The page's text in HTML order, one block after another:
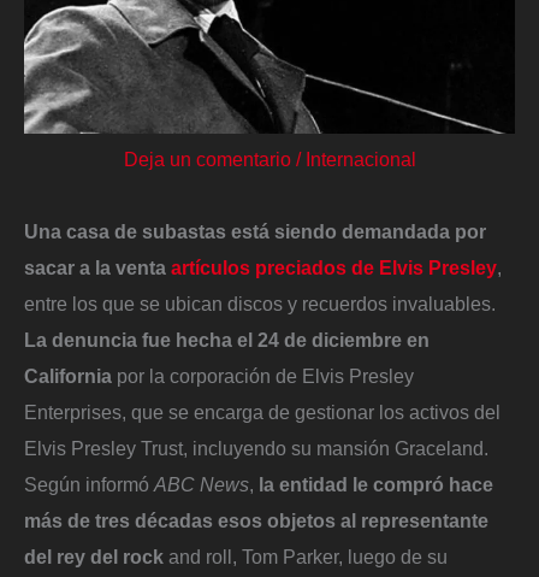
Deja un comentario / Internacional
Una casa de subastas está siendo demandada por
sacar a la venta artículos preciados de Elvis Presley,
entre los que se ubican discos y recuerdos invaluables.
La denuncia fue hecha el 24 de diciembre en
California por la corporación de Elvis Presley
Enterprises, que se encarga de gestionar los activos del
Elvis Presley Trust, incluyendo su mansión Graceland.
Según informó ABC News, la entidad le compró hace
más de tres décadas esos objetos al representante
del rey del rock and roll, Tom Parker, luego de su